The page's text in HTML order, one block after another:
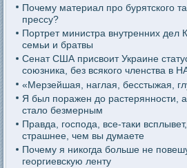
Почему материал про бурятского
прессу?
Портрет министра внутренних дел
семьи и братвы
Сенат США присвоит Украине
союзника, без всякого членства в
«Мерзейшая, наглая, бесстыжая,
Я был поражен до растерянности,
стало безмерным
Правда, господа, все-таки
страшнее, чем вы думаете
Почему я никогда больше не
георгиевскую ленту